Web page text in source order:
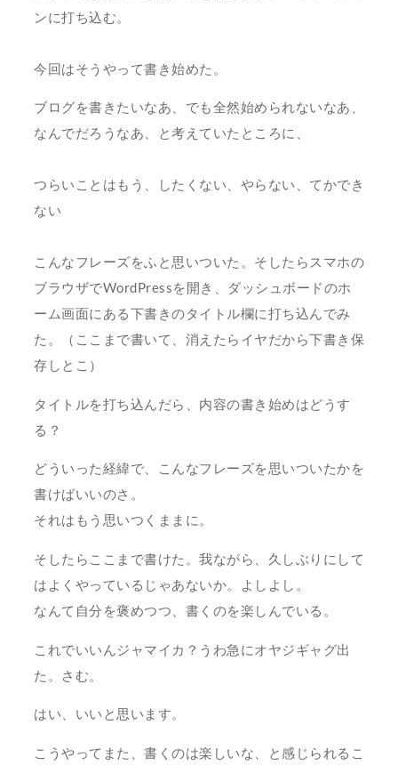
ンに打ち込む。
今回はそうやって書き始めた。
ブログを書きたいなあ、でも全然始められないなあ、
なんでだろうなあ、と考えていたところに、
つらいことはもう、したくない、やらない、てかでき
ない
こんなフレーズをふと思いついた。そしたらスマホの
ブラウザでWordPressを開き、ダッシュボードのホ
ーム画面にある下書きのタイトル欄に打ち込んでみ
た。（ここまで書いて、消えたらイヤだから下書き保
存しとこ）
タイトルを打ち込んだら、内容の書き始めはどうす
る？
どういった経緯で、こんなフレーズを思いついたかを
書けばいいのさ。
それはもう思いつくままに。
そしたらここまで書けた。我ながら、久しぶりにして
はよくやっているじゃあないか。よしよし。
なんて自分を褒めつつ、書くのを楽しんでいる。
これでいいんジャマイカ？うわ急にオヤジギャグ出
た。さむ。
はい、いいと思います。
こうやってまた、書くのは楽しいな、と感じられるこ